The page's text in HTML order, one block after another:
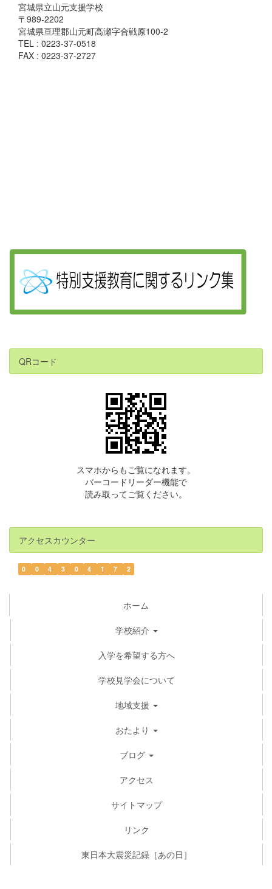
宮城県立山元支援学校
〒989-2202
宮城県亘理郡山元町高瀬字合戦原100-2
TEL : 0223-37-0518
FAX : 0223-37-2727
QRコード
スマホからもご覧になれます。
バーコードリーダー機能で
読み取ってご覧ください。
アクセスカウンター
0 0 4 3 0 4 1 7 2
ホーム
学校紹介
入学を希望する方へ
学校見学会について
地域支援
おたより
ブログ
アクセス
サイトマップ
リンク
東日本大震災記録［あの日］